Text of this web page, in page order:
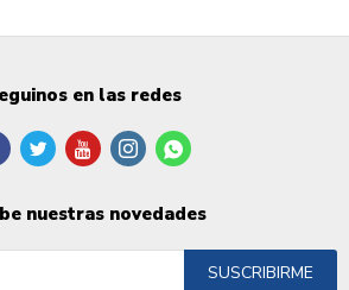
en las redes
   
nuestras novedades
SUSCRIBIRME